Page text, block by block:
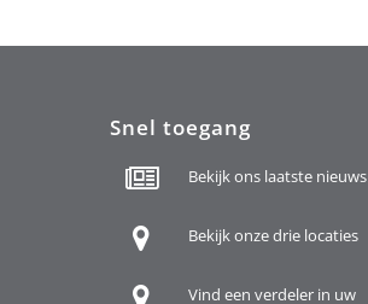
Snel toegang
Bekijk ons laatste nieuws
Bekijk onze drie locaties
Vind een verdeler in uw